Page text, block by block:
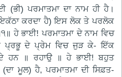
ਪਰਮਾਤਮਾ ਦਾ ਨਾਮ ਹੀ ਹੈ।
ਕਰਦਾ ਹੈ) ਇਸ ਲੋਕ ਤੇ ਪਰਲੋਕ
ਹੇ ਭਾਈ! ਪਰਮਾਤਮਾ ਦੇ ਨਾਮ ਵਿਚ
ਦੇ ਪ੍ਰੇਮ ਵਿਚ ਜੁੜ ਕੇ- ਇੱਕ
ਹਨ ॥ ਰਹਾਉ ॥ ਹੇ ਭਾਈ! ਬਹੁਤ
(ਦਾ ਮੂਲ) ਹੈ, ਪਰਮਾਤਮਾ ਦੀ ਸਿਫ਼ਤ-